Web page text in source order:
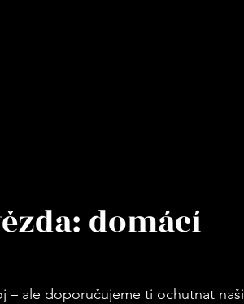
domácí
– ale doporučujeme ti ochutnat naši